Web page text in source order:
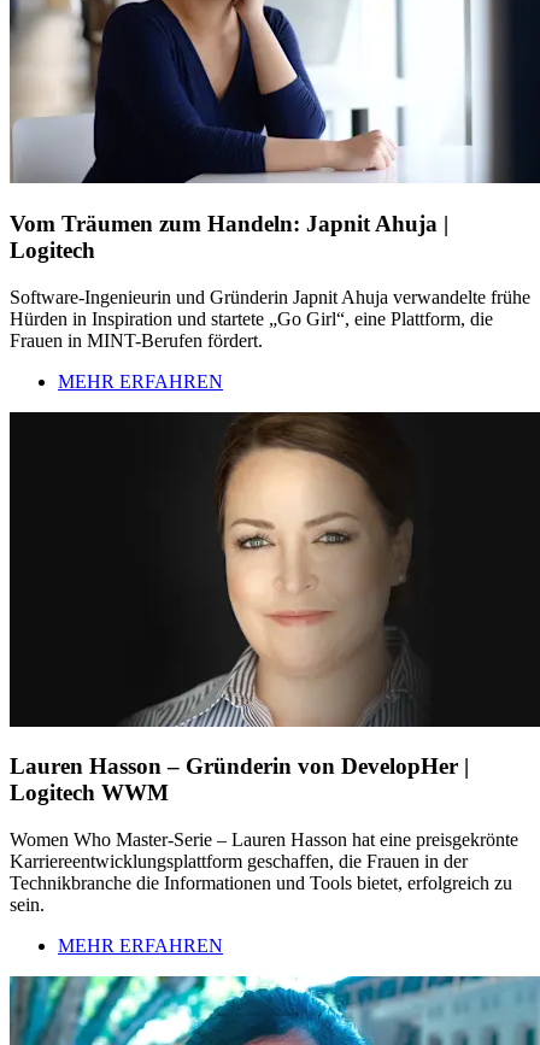
Vom Träumen zum Handeln: Japnit Ahuja |
Logitech
Software-Ingenieurin und Gründerin Japnit Ahuja verwandelte frühe
Hürden in Inspiration und startete „Go Girl“, eine Plattform, die
Frauen in MINT-Berufen fördert.
MEHR ERFAHREN
Lauren Hasson – Gründerin von DevelopHer |
Logitech WWM
Women Who Master-Serie – Lauren Hasson hat eine preisgekrönte
Karriereentwicklungsplattform geschaffen, die Frauen in der
Technikbranche die Informationen und Tools bietet, erfolgreich zu
sein.
MEHR ERFAHREN